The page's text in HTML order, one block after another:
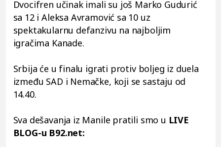
Dvocifren učinak imali su još Marko Gudurić
sa 12 i Aleksa Avramović sa 10 uz
spektakularnu defanzivu na najboljim
igračima Kanade.
Srbija će u finalu igrati protiv boljeg iz duela
između SAD i Nemačke, koji se sastaju od
14.40.
Sva dešavanja iz Manile pratili smo u LIVE
BLOG-u B92.net: